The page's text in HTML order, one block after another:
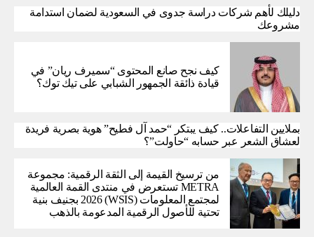
دليلك لأهم شركات دراسة جدوى في السعودية لضمان استدامة
مشروعك
كيف نجح صانع المحتوى “سميرف ريان” في
قيادة ذائقة الجمهور الشبابي على تيك توك؟
بملايين التفاعلات.. كيف يبتكر “حمد آل فطيح” هوية بصرية فريدة
لعشاق الشعر عبر حسابه “حاولت”؟
من ترسيخ القيمة إلى الثقة الرقمية: مجموعة
METRA تستعرض في منتدى القمة العالمية
لمجتمع المعلومات (WSIS) 2026 بجنيف بنية
تحتية للأصول الرقمية المدعومة بالذهب